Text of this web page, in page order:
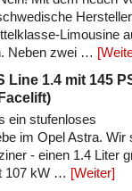
Limousine
Neben zwei …
Line 1.4 mit 145
ein stufenloses
im Opel Astra. Wir
- einen 1.4 Liter
107 kW … [Weiter]